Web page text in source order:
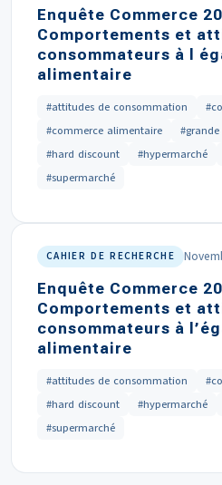
Enquête Commerce
Comportements et
consommateurs à l
alimentaire
#attitudes de consommation
#commerce alimentaire
#hard discount
#hypermarché
#supermarché
CAHIER DE RECHERCHE
Enquête Commerce
Comportements et
consommateurs à
alimentaire
#attitudes de consommation
#hard discount
#hypermarché
#supermarché